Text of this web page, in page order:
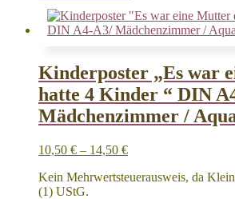
Kinderposter „Es war
hatte 4 Kinder “ DIN
Mädchenzimmer /
10,50 € – 14,50 €
Kein Mehrwertsteuerausweis, da
(1) UStG.